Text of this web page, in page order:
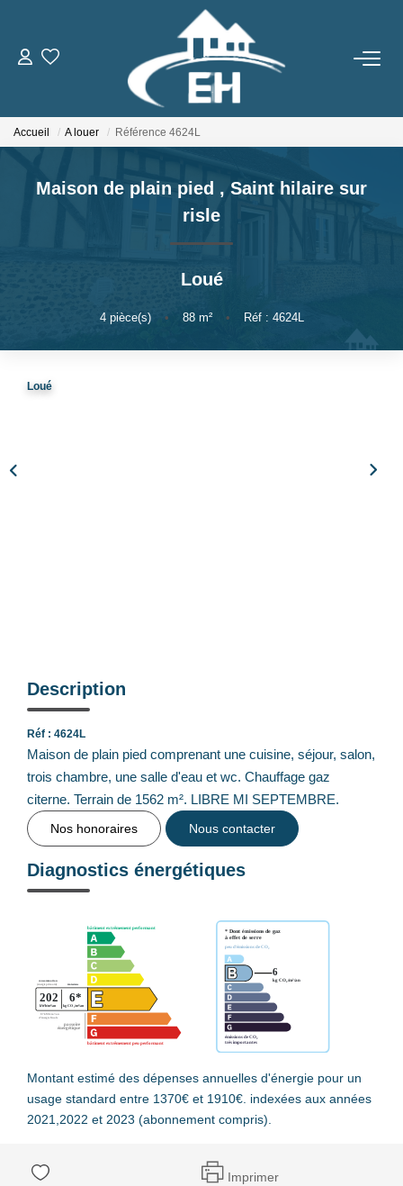
ACHETER
LOUER
Nos Biens
Gestion Locative
ESTIMER
Accueil A louer Référence 4624L
Maison de plain pied , Saint hilaire sur
risle
Loué
4pièce(s) • 88m² • Réf : 4624L
Loué
Description
Réf : 4624L
Maison de plain pied comprenant une cuisine, séjour, salon,
trois chambre, une salle d'eau et wc. Chauffage gaz
citerne. Terrain de 1562 m². LIBRE MI SEPTEMBRE.
Nos honoraires Nous contacter
Diagnostics énergétiques
Montant estimé des dépenses annuelles d'énergie pour un
usage standard entre 1370€ et 1910€. indexées aux années
2021,2022 et 2023 (abonnement compris).
Imprimer